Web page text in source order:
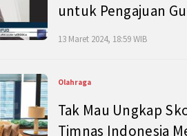
untuk Pengajuan
13 Maret 2024, 18:59 WIB
Olahraga
Tak Mau Ungkap
Timnas Indonesia